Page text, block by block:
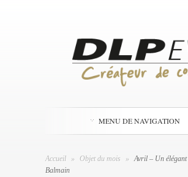
MENU DE NAVIGATION
Accueil » Objet du mois » Avril – Un
Balmain